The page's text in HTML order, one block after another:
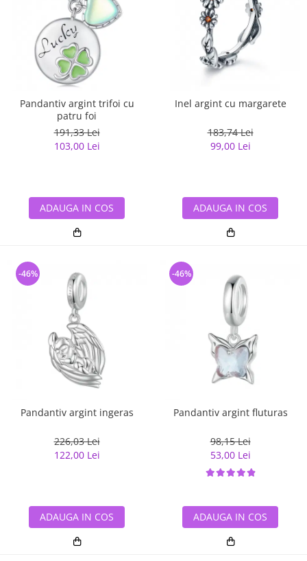
Pandantiv argint trifoi cu
patru foi
191,33 Lei
103,00 Lei
ADAUGA IN COS
Inel argint cu margarete
183,74 Lei
99,00 Lei
ADAUGA IN COS
Pandantiv argint ingeras
226,03 Lei
122,00 Lei
-46%
ADAUGA IN COS
Pandantiv argint fluturas
98,15 Lei
53,00 Lei
-46%
ADAUGA IN COS